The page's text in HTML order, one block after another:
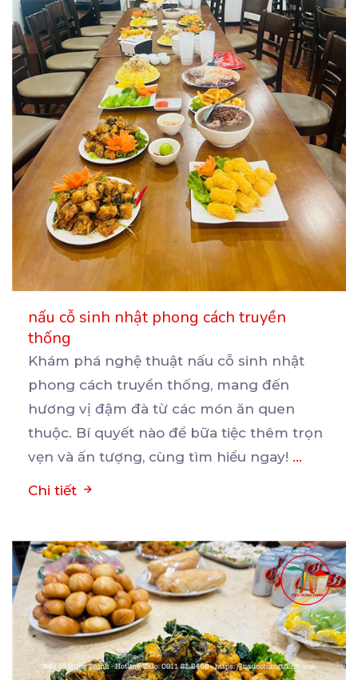
nấu cỗ sinh nhật phong cách truyền
thống
Khám phá nghệ thuật nấu cỗ sinh nhật
phong cách truyền thống, mang đến
hương vị đậm đà từ các món ăn quen
thuộc. Bí quyết nào để bữa tiệc thêm trọn
vẹn và ấn tượng, cùng tìm hiểu ngay! ...
Chi tiết